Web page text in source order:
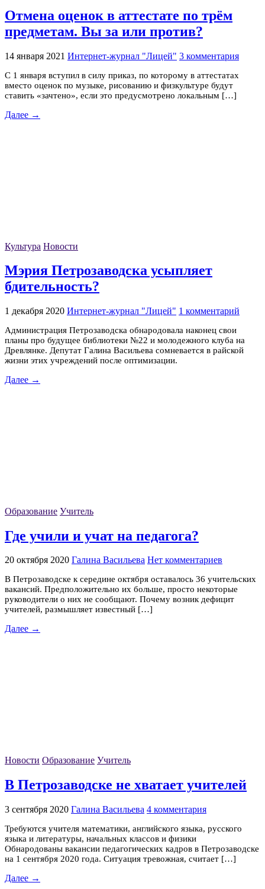
Отмена оценок в аттестате по трём
предметам. Вы за или против?
14 января 2021 Интернет-журнал "Лицей" 3 комментария
С 1 января вступил в силу приказ, по которому в аттестатах
вместо оценок по музыке, рисованию и физкультуре будут
ставить «зачтено», если это предусмотрено локальным […]
Далее →
Культура Новости
Мэрия Петрозаводска усыпляет
бдительность?
1 декабря 2020 Интернет-журнал "Лицей" 1 комментарий
Администрация Петрозаводска обнародовала наконец свои
планы про будущее библиотеки №22 и молодежного клуба на
Древлянке. Депутат Галина Васильева сомневается в райской
жизни этих учреждений после оптимизации.
Далее →
Образование Учитель
Где учили и учат на педагога?
20 октября 2020 Галина Васильева Нет комментариев
В Петрозаводске к середине октября оставалось 36 учительских
вакансий. Предположительно их больше, просто некоторые
руководители о них не сообщают. Почему возник дефицит
учителей, размышляет известный […]
Далее →
Новости Образование Учитель
В Петрозаводске не хватает учителей
3 сентября 2020 Галина Васильева 4 комментария
Требуются учителя математики, английского языка, русского
языка и литературы, начальных классов и физики
Обнародованы вакансии педагогических кадров в Петрозаводске
на 1 сентября 2020 года. Ситуация тревожная, считает […]
Далее →